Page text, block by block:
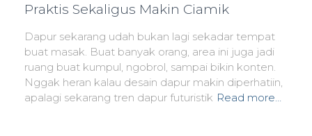
Praktis Sekaligus Makin Ciamik
Dapur sekarang udah bukan lagi sekadar tempat
buat masak. Buat banyak orang, area ini juga jadi
ruang buat kumpul, ngobrol, sampai bikin konten.
Nggak heran kalau desain dapur makin diperhatiin,
apalagi sekarang tren dapur futuristik Read more…